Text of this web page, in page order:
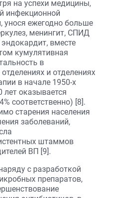
на успехи медицины,
инфекционной
унося ежегодно больше
менингит, СПИД
вместе
кумулятивная
в
и отделениях
в начале 1950-х
лет оказывается
соответственно) [8].
старения населения
заболеваний,
штаммов
ВП [9].
с разработкой
препаратов,